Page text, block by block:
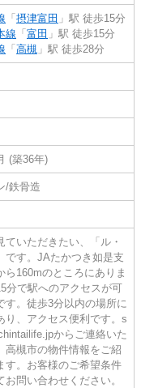
「 摂津富田 」駅 徒歩15分
線 「 富田 」駅 徒歩15分
「 高槻 」駅 徒歩28分
(築36年)
/鉄骨造
ていただきたい、「ル・
です。JAたかつき如是支
ら160mのところにありま
分で駅へのアクセスが可
す。徒歩3分以内の場所に
り、アクセス便利です。s
からご連絡いた
高槻市の物件情報をご紹
す。お客様のご希望条件
お問い合わせください。